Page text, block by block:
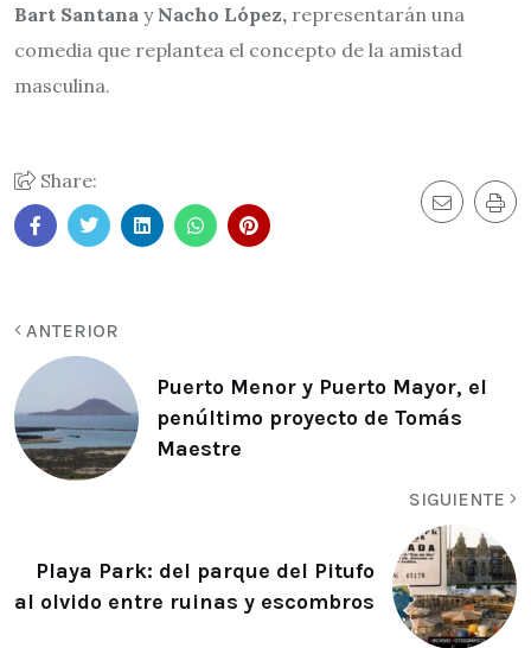
Bart Santana yNacho López, representarán una
comedia que replantea el concepto de la amistad
masculina.
Share:
ANTERIOR
Puerto Menor y Puerto Mayor, el
penúltimo proyecto de Tomás
Maestre
SIGUIENTE
Playa Park: del parque del Pitufo
al olvido entre ruinas y escombros